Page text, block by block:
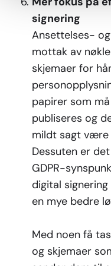
signering
Ansettelses-
mottak av
skjemaer for
papirer som
publiseres og
mildt sagt være
Dessuten er
GDPR-
digital
en mye bedre
Med noen få
og skjemaer